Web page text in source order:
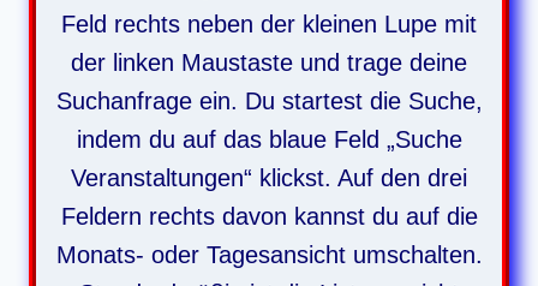
Feld rechts neben der kleinen Lupe mit
der linken Maustaste und trage deine
Suchanfrage ein. Du startest die Suche,
indem du auf das blaue Feld „Suche
Veranstaltungen“ klickst. Auf den drei
Feldern rechts davon kannst du auf die
Monats- oder Tagesansicht umschalten.